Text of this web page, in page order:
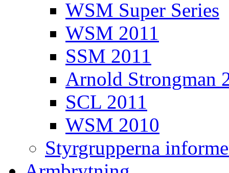
WSM Super Series
WSM 2011
SSM 2011
Arnold Strongman
SCL 2011
WSM 2010
Styrgrupperna